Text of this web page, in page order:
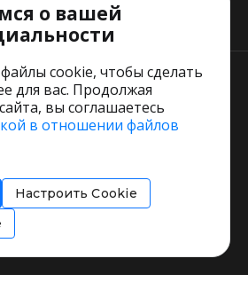
соглашение
об информировании
использования cookies
о вашей
cookie, чтобы сделать
для вас. Продолжая
вы соглашаетесь
в отношении файлов
Настроить Cookie